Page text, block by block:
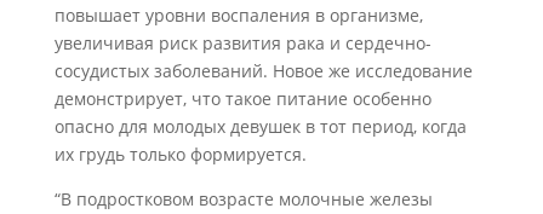
повышает уровни воспаления в организме,
увеличивая риск развития рака и сердечно-
сосудистых заболеваний. Новое же исследование
демонстрирует, что такое питание особенно
опасно для молодых девушек в тот период, когда
их грудь только формируется.
“В подростковом возрасте молочные железы